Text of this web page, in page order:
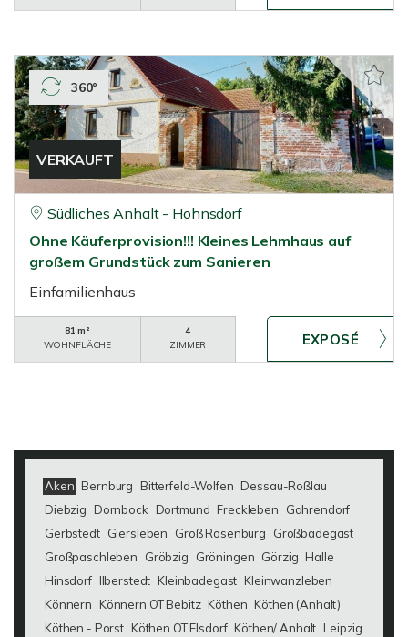
VERKAUFT
360°
Südliches Anhalt - Hohnsdorf
Ohne Käuferprovision!!! Kleines Lehmhaus auf
großem Grundstück zum Sanieren
Einfamilienhaus
81 m²
WOHNFLÄCHE
4
ZIMMER
Aken Bernburg Bitterfeld-Wolfen Dessau-Roßlau
Diebzig
Dornbock Dortmund Freckleben
Gahrendorf
Gerbstedt Giersleben Groß Rosenburg
Großbadegast
Großpaschleben
Gröbzig Gröningen Görzig Halle
Hinsdorf Ilberstedt Kleinbadegast Kleinwanzleben
Könnern
Könnern OT Bebitz Köthen Köthen (Anhalt)
Köthen - Porst Köthen OT Elsdorf Köthen/ Anhalt Leipzig